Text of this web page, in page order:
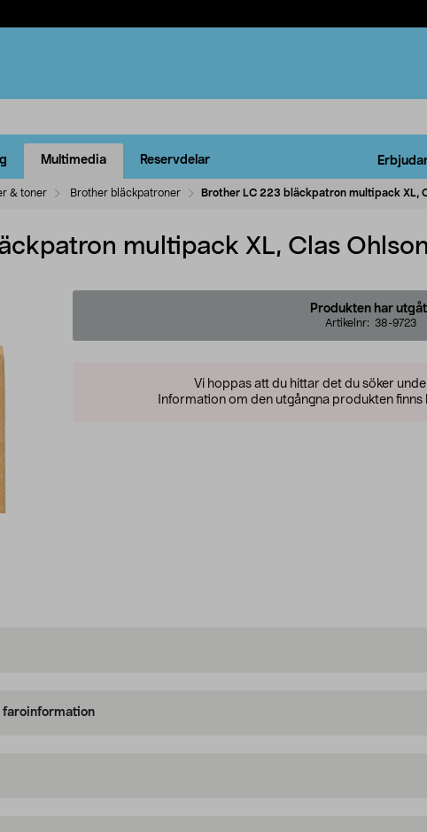
Multimedia Reservdelar
& toner Brother bläckpatroner Brother LC 223 bläckpatron multipack XL,
multipack XL, Clas Ohlson
Produkten har
Artikelnr: 38-9723
Vi hoppas att du hittar det du söker
Information om den utgångna produkten finns
faroinformation